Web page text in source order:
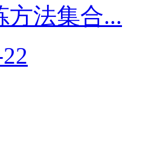
方法集合...